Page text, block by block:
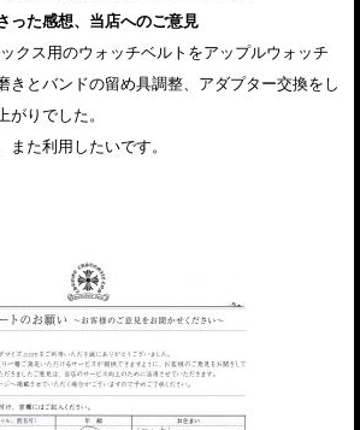
った感想、当店へのご意見
クス用のウォッチベルトをアップルウォッチ
きとバンドの留め具調整、アダプター交換をし
がりでした。
また利用したいです。